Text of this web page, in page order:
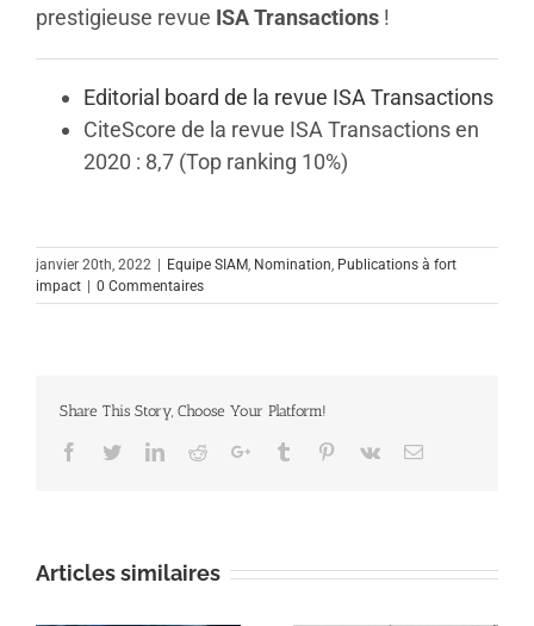
prestigieuse revue ISA Transactions !
Editorial board de la revue ISA Transactions
CiteScore de la revue ISA Transactions en
2020 : 8,7 (Top ranking 10%)
janvier 20th, 2022 Equipe SIAM, Nomination, Publications à fort
impact
0 Commentaires
Share This Story, Choose Your Platform!
Facebook
TwitterLinkedinRedditGoogle+Tumblr Pinterest
Vk Email
Articles similaires